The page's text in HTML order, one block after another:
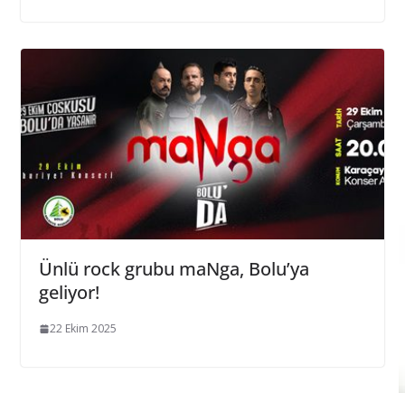
Ünlü rock grubu maNga, Bolu’ya
geliyor!
22 Ekim 2025